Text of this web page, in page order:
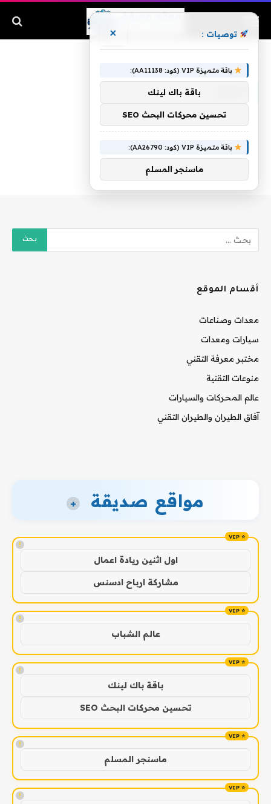
أقسام الموقع
معدات وصناعات
سيارات ومعدات
مختبر معرفة التقني
منوعات التقنية
عالم المحركات والسيارات
آفاق الطيران والطيران التقني
مواقع صديقة +
!
اول اثنين ريادة اعمال
مشاركة ارباح ادسنس
!
عالم الشباب
!
باقة باك لينك
تحسين محركات البحث SEO
!
ماسنجر المسلم
!
توصيات : ×
باقة متميزة VIP (كود: AA11138):
باقة باك لينك
تحسين محركات البحث SEO
باقة متميزة VIP (كود: AA26790):
ماسنجر المسلم